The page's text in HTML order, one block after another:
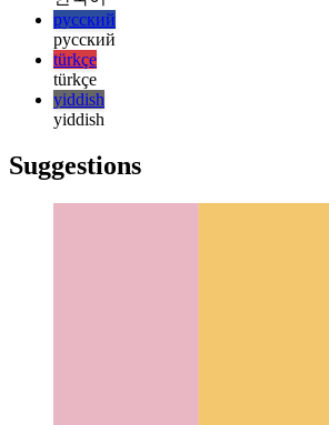
日本語
한국어
한국어
русский
русский
türkçe
yiddish
yiddish